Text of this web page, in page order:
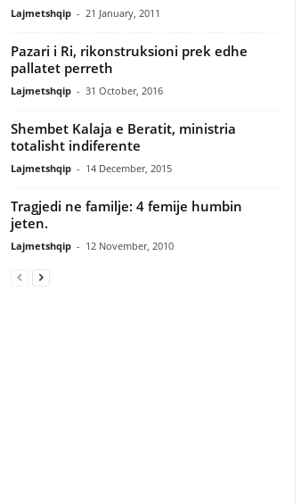
Lajmetshqip - 21 January, 2011
Pazari i Ri, rikonstruksioni prek edhe
pallatet perreth
Lajmetshqip - 31 October, 2016
Shembet Kalaja e Beratit, ministria
totalisht indiferente
Lajmetshqip - 14 December, 2015
Tragjedi ne familje: 4 femije humbin
jeten.
Lajmetshqip - 12 November, 2010